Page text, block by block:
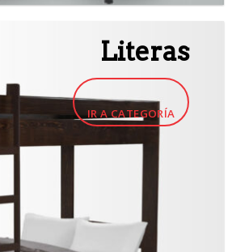
Literas
IR A CATEGORÍA